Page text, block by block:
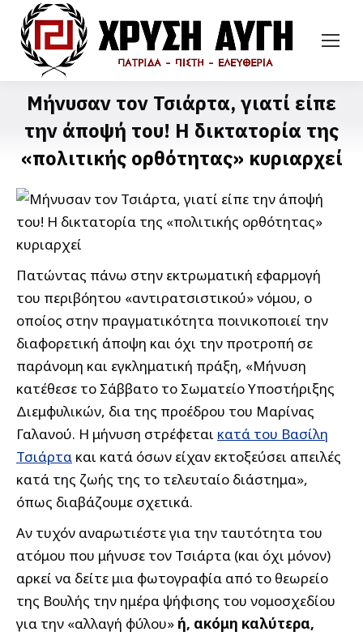
Μήνυσαν τον Τσιάρτα, γιατί είπε
την άποψή του! Η δικτατορία της
«πολιτικής ορθότητας» κυριαρχεί
Πατώντας πάνω στην εκτρωματική εφαρμογή
του περιβόητου «αντιρατσιστικού» νόμου, ο
οποίος στην πραγματικότητα ποινικοποιεί την
διαφορετική άποψη και όχι την προτροπή σε
παράνομη και εγκληματική πράξη, «Μήνυση
κατέθεσε το Σάββατο το Σωματείο Υποστήριξης
Διεμφυλικών, δια της προέδρου του Μαρίνας
Γαλανού. Η μήνυση στρέφεται κατά του Βασίλη
Τσιάρτα και κατά όσων είχαν εκτοξεύσει απειλές
κατά της ζωής της το τελευταίο διάστημα»,
όπως διαβάζουμε σχετικά.
Αν τυχόν αναρωτιέστε για την ταυτότητα του
ατόμου που μήνυσε τον Τσιάρτα (και όχι μόνον)
αρκεί να δείτε μια φωτογραφία από το θεωρείο
της Βουλής την ημέρα ψήφισης του νομοσχεδίου
για την «αλλαγή φύλου» ή, ακόμη καλύτερα,